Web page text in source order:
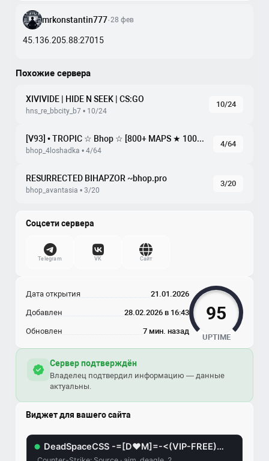
mrkonstantin777·28 фев
45.136.205.88:27015
Похожие сервера
XIVIVIDE | HIDE N SEEK | CS:GO
hns_re_bbcity_b7 • 10/24
10/24
[V93] • TROPIC ☆ Bhop ☆ [800+ MAPS ★ 100TICK]
bhop_4loshadka • 4/64
4/64
RESURRECTED BIHAPZOR ~bhop.pro
bhop_avantasia • 3/20
3/20
Соцсети сервера
Telegram VK Сайт
Дата открытия 21.01.2026
Добавлен 28.02.2026 в 16:43
Обновлен 7 мин. назад
95
UPTIME
Сервер подтверждён
Владелец подтвердил информацию — данные
актуальны.
Виджет для вашего сайта